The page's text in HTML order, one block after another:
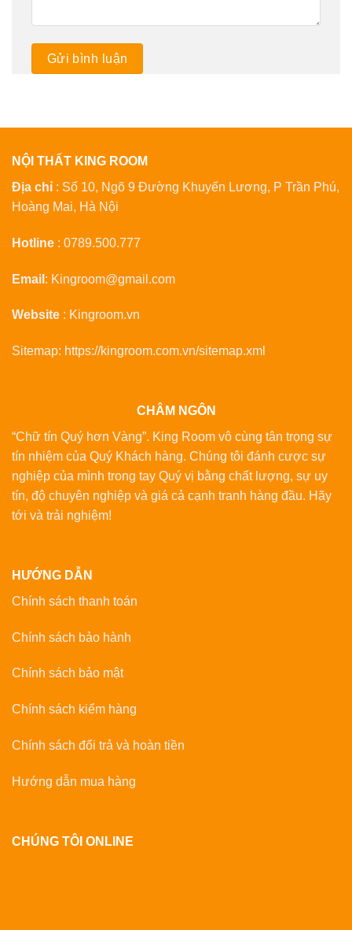
NỘI THẤT KING ROOM
Địa chỉ : Số 10, Ngõ 9 Đường Khuyến Lương, P Trần Phú,
Hoàng Mai, Hà Nội
Hotline : 0789.500.777
Email : Kingroom@gmail.com
Website : Kingroom.vn
Sitemap: https://kingroom.com.vn/sitemap.xml
CHÂM NGÔN
“Chữ tín Quý hơn Vàng”. King Room vô cùng tân trọng sự
tín nhiệm của Quý Khách hàng. Chúng tôi đánh cược sự
nghiệp của mình trong tay Quý vị bằng chất lượng, sự uy
tín, độ chuyên nghiệp và giá cả cạnh tranh hàng đầu. Hãy
tới và trải nghiệm!
HƯỚNG DẪN
Chính sách thanh toán
Chính sách bảo hành
Chính sách bảo mật
Chính sách kiểm hàng
Chính sách đổi trả và hoàn tiền
Hướng dẫn mua hàng
CHÚNG TÔI ONLINE